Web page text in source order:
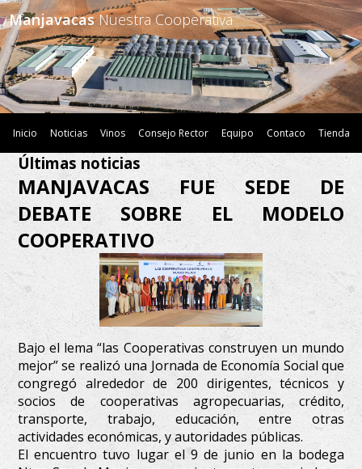
ManjavacasNuestra Cooperativa
Inicio Noticias Vinos Consejo Rector Equipo Contaco Tienda
Últimas noticias
MANJAVACAS FUE SEDE DE
DEBATE SOBRE EL MODELO
COOPERATIVO
Bajo el lema “las Cooperativas construyen un mundo
mejor” se realizó una Jornada de Economía Social que
congregó alrededor de 200 dirigentes, técnicos y
socios de cooperativas agropecuarias, crédito,
transporte, trabajo, educación, entre otras
actividades económicas, y autoridades públicas.
El encuentro tuvo lugar el 9 de junio en la bodega